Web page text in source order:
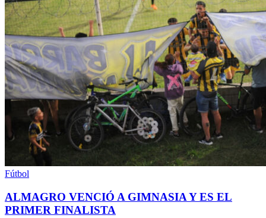
Fútbol
ALMAGRO VENCIÓ A GIMNASIA Y ES EL
PRIMER FINALISTA